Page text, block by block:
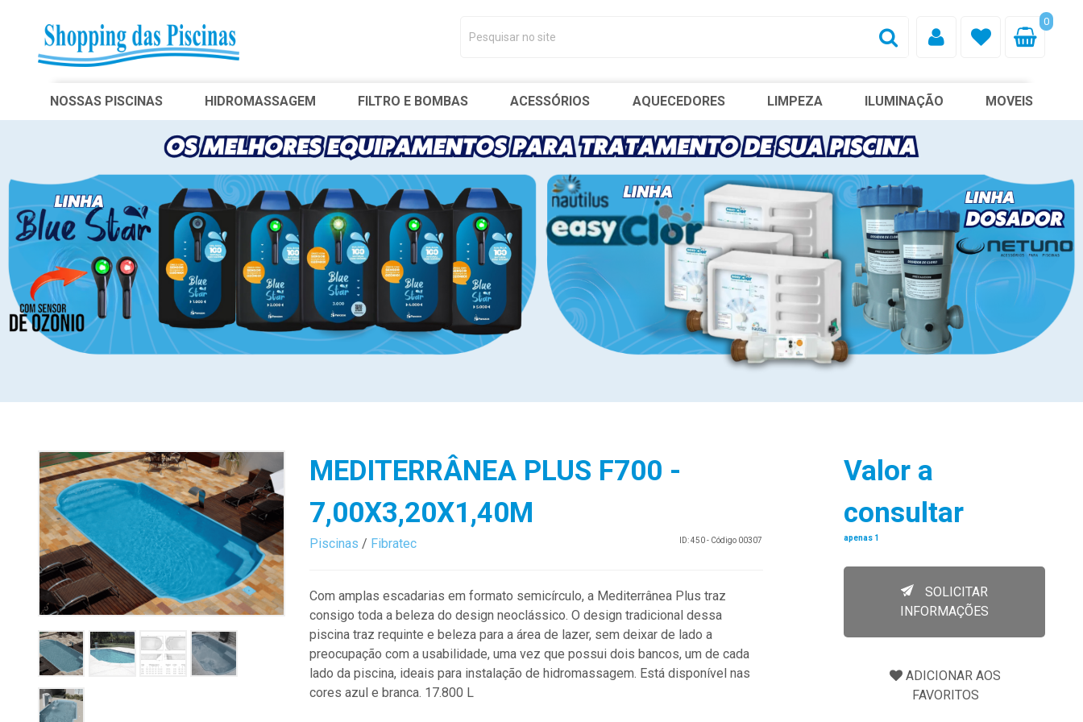
0
NOSSAS PISCINAS HIDROMASSAGEM FILTRO E BOMBAS ACESSÓRIOS AQUECEDORES LIMPEZA ILUMINAÇÃO MOVEIS
MEDITERRÂNEA PLUS F700 -
7,00X3,20X1,40M
Piscinas / Fibratec ID: 450 - Código 00307
Com amplas escadarias em formato semicírculo, a Mediterrânea Plus traz
consigo toda a beleza do design neoclássico. O design tradicional dessa
piscina traz requinte e beleza para a área de lazer, sem deixar de lado a
preocupação com a usabilidade, uma vez que possui dois bancos, um de cada
lado da piscina, ideais para instalação de hidromassagem. Está disponível nas
cores azul e branca. 17.800 L
Valor a
consultar
apenas 1
SOLICITAR
INFORMAÇÕES